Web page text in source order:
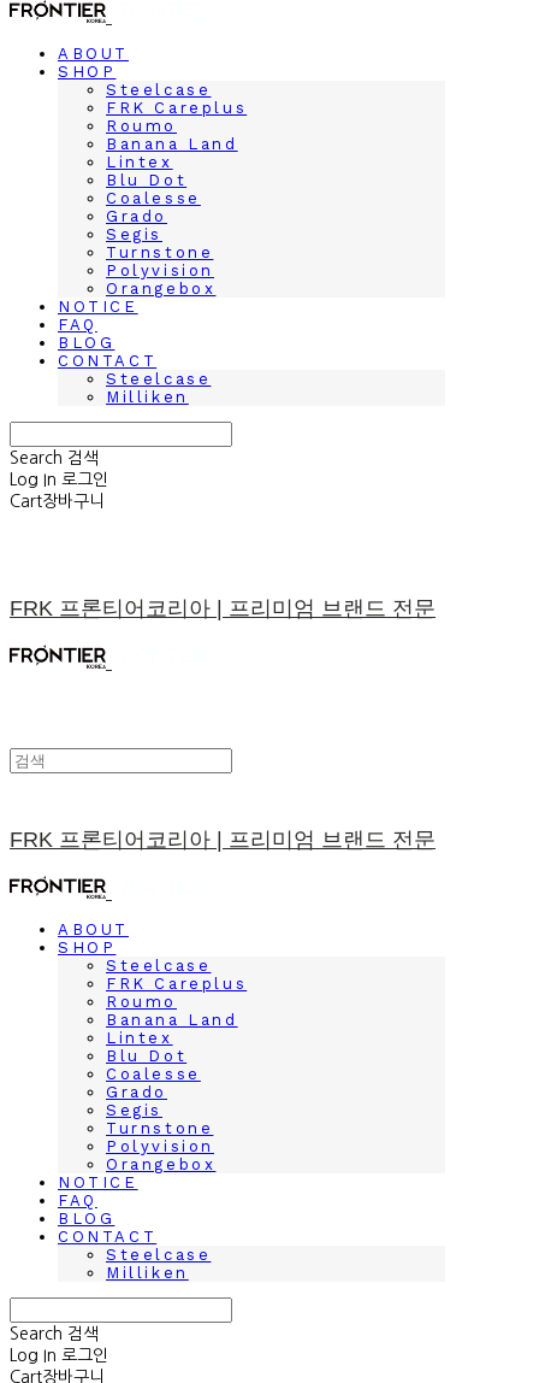
ABOUT
SHOP
Steelcase
FRK Careplus
Roumo
Banana Land
Lintex
Blu Dot
Coalesse
Grado
Segis
Turnstone
Polyvision
Orangebox
NOTICE
FAQ
BLOG
CONTACT
Steelcase
Milliken
Search 검색
Log In 로그인
Cart장바구니
FRK 프론티어코리아 | 프리미엄 브랜드 전문
FRK 프론티어코리아 | 프리미엄 브랜드 전문
ABOUT
SHOP
Steelcase
FRK Careplus
Roumo
Banana Land
Lintex
Blu Dot
Coalesse
Grado
Segis
Turnstone
Polyvision
Orangebox
NOTICE
FAQ
BLOG
CONTACT
Steelcase
Milliken
Search 검색
Log In 로그인
Cart장바구니